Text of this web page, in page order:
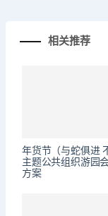
相关推荐
年货节（与蛇俱进
主题公共组织游园
方案